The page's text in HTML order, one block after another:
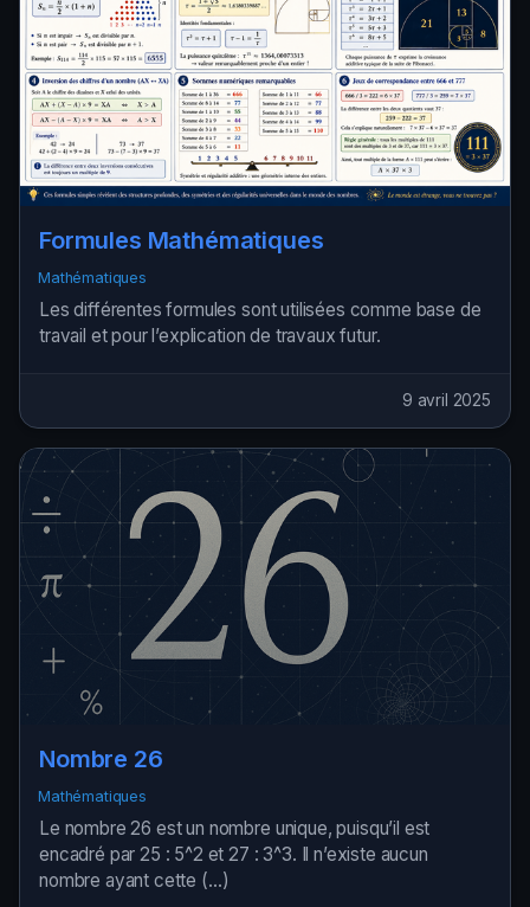
Formules Mathématiques
Mathématiques
Les différentes formules sont utilisées comme base de
travail et pour l’explication de travaux futur.
9 avril 2025
Nombre 26
Mathématiques
Le nombre 26 est un nombre unique, puisqu’il est
encadré par 25 : 5^2 et 27 : 3^3. Il n’existe aucun
nombre ayant cette (…)